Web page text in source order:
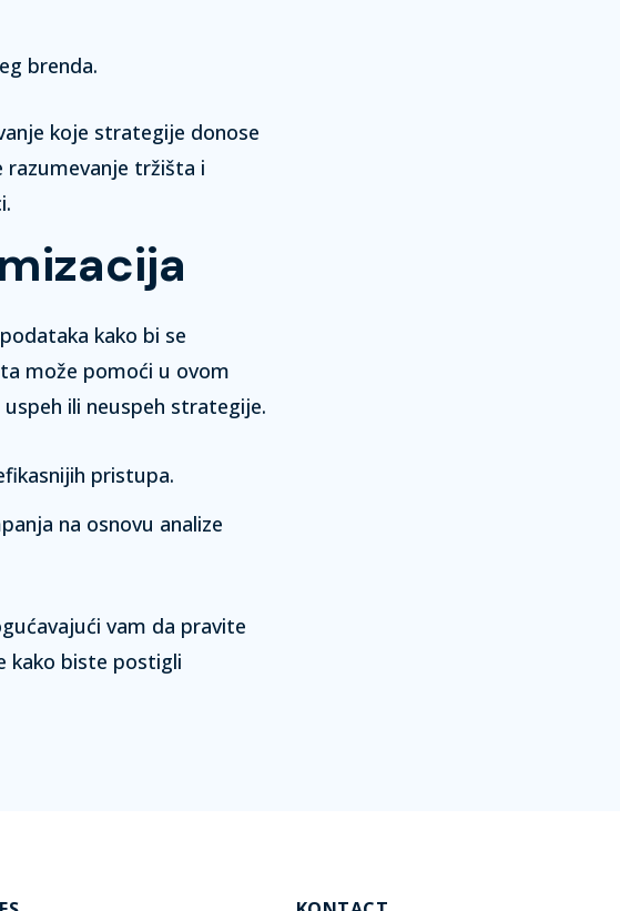
brenda.
koje strategije donose
razumevanje tržišta i
kako bi se
može pomoći u ovom
ili neuspeh strategije.
pristupa.
na osnovu analize
vam da pravite
kako biste postigli